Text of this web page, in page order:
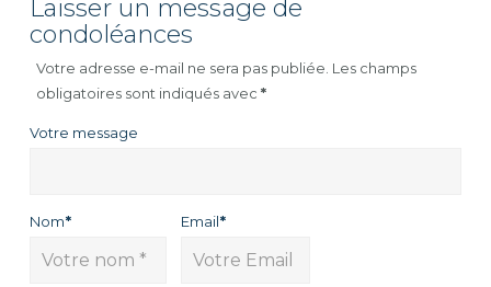
Laisser un message de
condoléances
Votre adresse e-mail ne sera pas publiée. Les champs
obligatoires sont indiqués avec*
Votre message
Nom* Email*